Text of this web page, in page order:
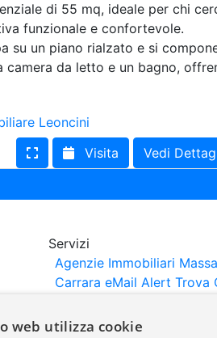
di 55 mq, ideale per chi
funzionale e confortevole.
su un piano rialzato e si
camera da letto e un bagno,
Leoncini
Visita
Vedi
Servizi
Agenzie Immobiliari
Carrara eMail Alert Trova
web utilizza cookie